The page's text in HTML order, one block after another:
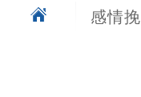
感情